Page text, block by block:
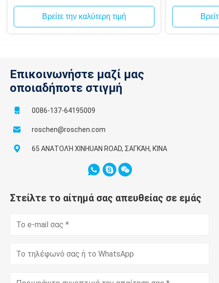
σφυρί
Βρείτε την καλύτερη τιμή
Spline για
Επικοινωνήστε μαζί μας
οποιαδήποτε στιγμή
0086-137-64195009
roschen@roschen.com
65 ΑΝΑΤΟΛΉ XINHUAN ROAD, ΣΑΓΚΆΗ, ΚΊΝΑ
Στείλτε το αίτημά σας απευθείας σε εμάς